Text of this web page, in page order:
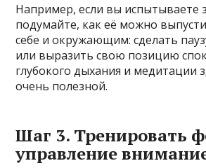
Например, если вы испытываете
подумайте, как её можно
себе и окружающим: сделать
или выразить свою позицию
глубокого дыхания и медитации
очень полезной.
Шаг 3. Тренировать
управление